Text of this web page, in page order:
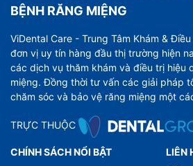
BỆNH RĂNG MIỆNG
ViDental Care - Trung Tâm Khám &
đơn vị uy tín hàng đầu thị trường hiện
các dịch vụ thăm khám và điều trị hiệu
miệng. Đồng thời tư vấn các giải pháp
chăm sóc và bảo vệ răng miệng một
TRỰC THUỘC
CHÍNH SÁCH NỔI BẬT
LIÊN